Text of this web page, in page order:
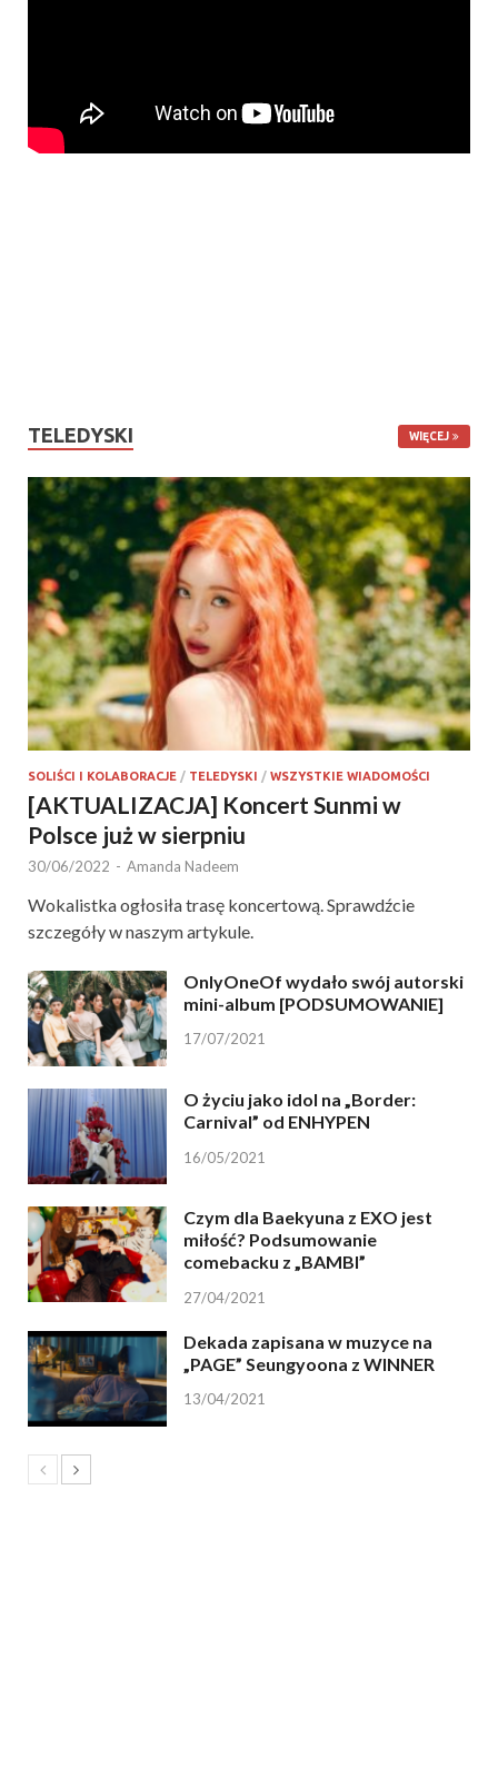
TELEDYSKI WIĘCEJ
SOLIŚCI I KOLABORACJE / TELEDYSKI / WSZYSTKIE WIADOMOŚCI
[AKTUALIZACJA] Koncert Sunmi w
Polsce już w sierpniu
30/06/2022 - Amanda Nadeem
Wokalistka ogłosiła trasę koncertową. Sprawdźcie
szczegóły w naszym artykule.
OnlyOneOf wydało swój autorski
mini-album [PODSUMOWANIE]
17/07/2021
O życiu jako idol na „Border:
Carnival” od ENHYPEN
16/05/2021
Czym dla Baekyuna z EXO jest
miłość? Podsumowanie
comebacku z „BAMBI”
27/04/2021
Dekada zapisana w muzyce na
„PAGE” Seungyoona z WINNER
13/04/2021